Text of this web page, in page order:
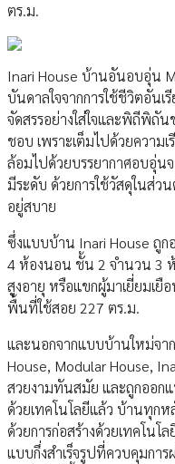
ตร.ม.
Inari House บ้านอันอบอุ่น
บันดาลใจจากการใช้ชีวิตอันเ
จัดสรรอย่างใส่ใจและพิถีพิ
ชอบ เพราะเต็มไปด้วยความ
ล้อมไปด้วยบรรยากาศอบอุ่น
มีระดับ ด้วยการใช้วัสดุในส่ว
อยู่สบาย
ซึ่งแบบบ้าน Inari House ถูก
4 ห้องนอน ชั้น 2 จำนวน 3 ห้
สูงอายุ หรือแขกผู้มาเยี่ยมเ
พื้นที่ใช้สอย 227 ตร.ม.
และนอกจากแบบบ้านใหม่จา
House, Modular House,
สวยงามทันสมัย และถูกออก
ด้วยเทคโนโลยีแล้ว บ้านทุก
ด้วยการก่อสร้างด้วยเทคโนโ
แบบกึ่งสำเร็จรูปที่ควบคุมก